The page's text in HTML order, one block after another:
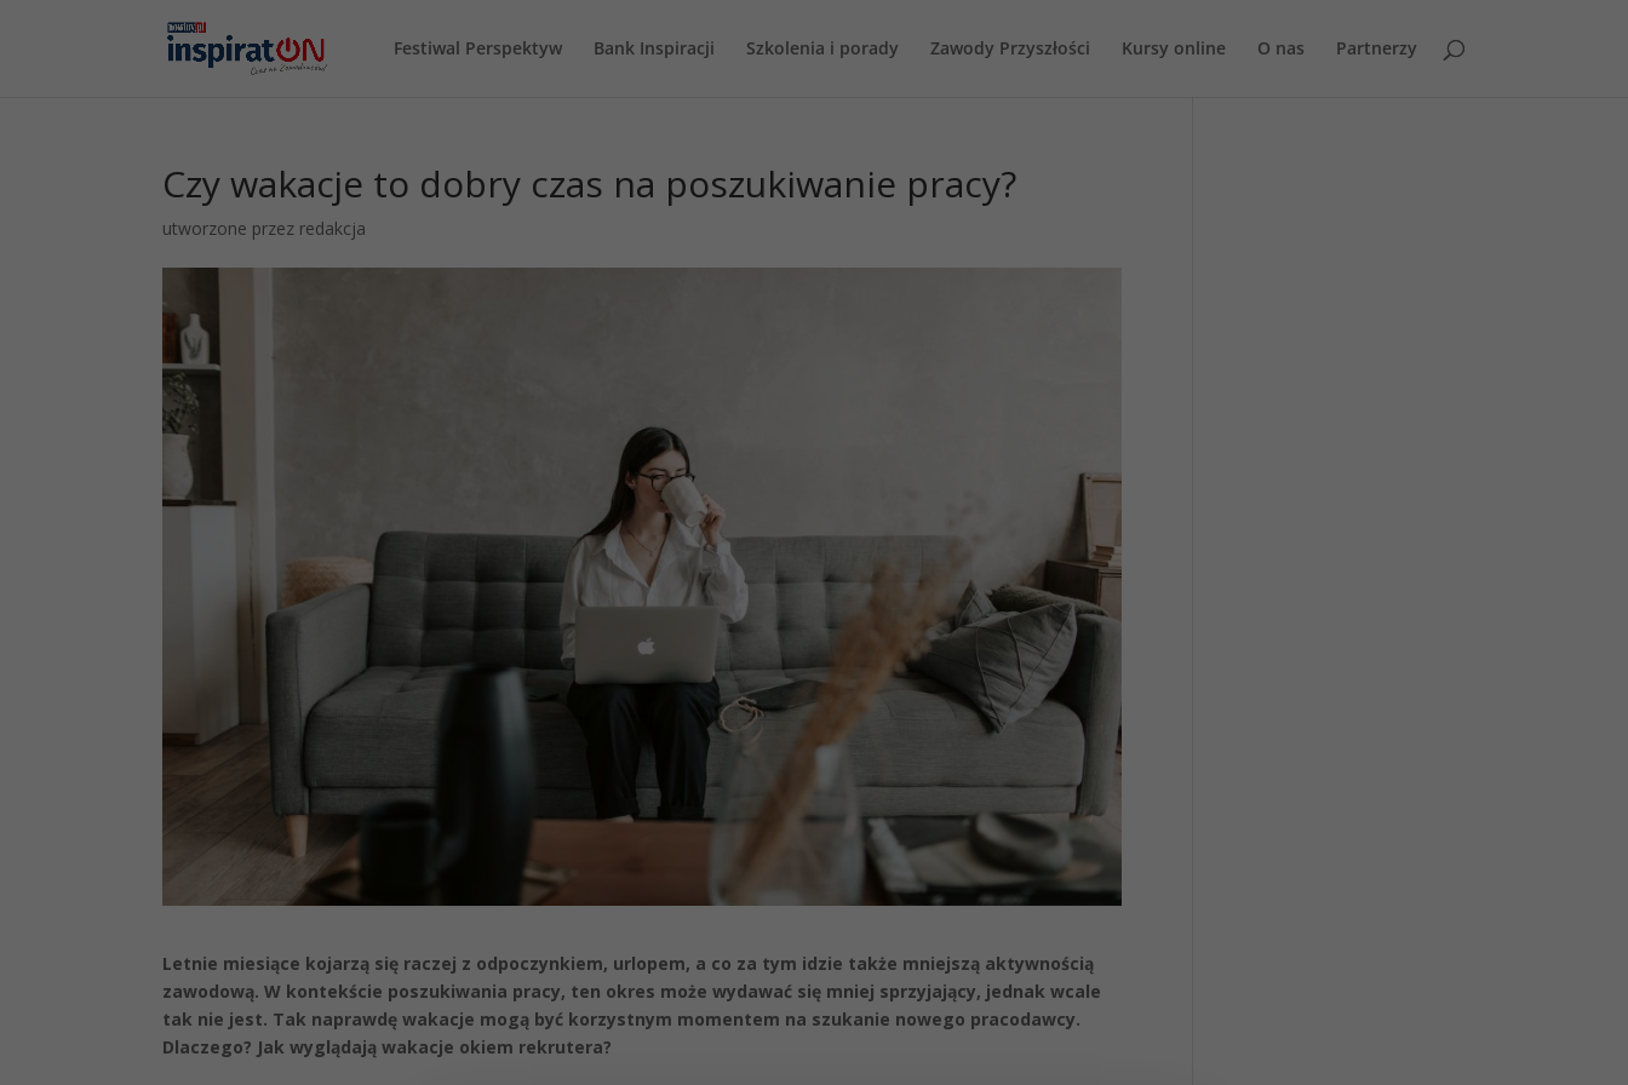
Festiwal Perspektyw Bank Inspiracji Szkolenia i porady Zawody Przyszłości Kursy online O nas Partnerzy
Czy wakacje to dobry czas na poszukiwanie pracy?
utworzone przez redakcja
Letnie miesiące kojarzą się raczej z odpoczynkiem, urlopem, a co za tym idzie także mniejszą aktywnością
zawodową. W kontekście poszukiwania pracy, ten okres może wydawać się mniej sprzyjający, jednak wcale
tak nie jest. Tak naprawdę wakacje mogą być korzystnym momentem na szukanie nowego pracodawcy.
Dlaczego? Jak wyglądają wakacje okiem rekrutera?